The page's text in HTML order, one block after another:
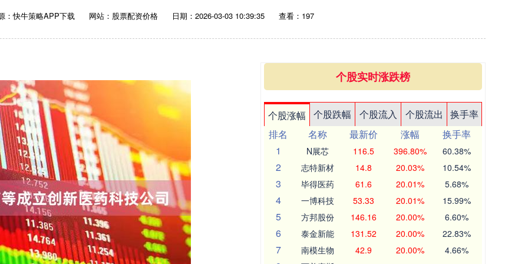
：快牛策略APP下载 网站：股票配资价格 日期：2026-03-03 10:39:35 查看：197
个股实时涨跌榜
个股涨幅 个股跌幅 个股流入 个股流出
换手率
排名
名称 最新价 涨幅
换手率
1
N展芯 116.5 396.80% 60.38%
2 志特新材 14.8 20.03% 10.54%
3 毕得医药 61.6 20.01% 5.68%
4 一博科技 53.33 20.01% 15.99%
5 方邦股份 146.16 20.00% 6.60%
6 泰金新能 131.52 20.00% 22.83%
7 南模生物 42.9 20.00% 4.66%